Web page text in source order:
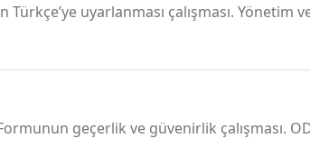
uyarlanması çalışması. Yönetim
geçerlik ve güvenirlik çalışması.